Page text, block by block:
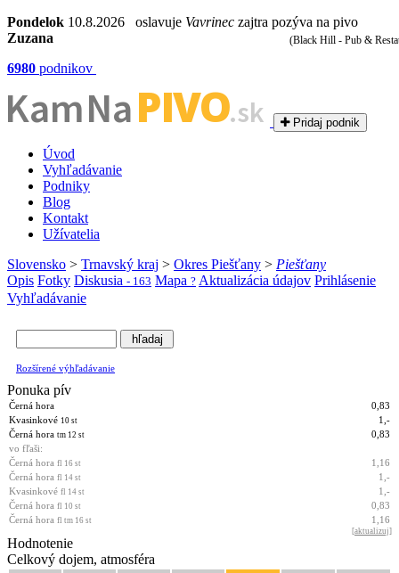
Pondelok 10.8.2026 oslavuje Vavrinec zajtra pozýva na pivo
Zuzana
6980 podnikov
Kam NaPIVO.sk Pridaj podnik
Úvod
Vyhľadávanie
Podniky
Blog
Kontakt
Užívatelia
Slovensko > Trnavský kraj > Okres Piešťany > Piešťany
Opis Fotky Diskusia - 163 Mapa ? Aktualizácia údajov Prihlásenie
Vyhľadávanie
Rozšírené výhľadávanie
Ponuka pív
Černá hora
0,83
Kvasinkové 10 st
1,-
Černá hora tm 12 st
0,83
vo fľaši:
Černá hora fl 16 st
1,16
Černá hora fl 14 st
1,-
Kvasinkové fl 14 st
1,-
Černá hora fl 10 st
0,83
Černá hora fl tm 16 st 1,16
[aktualizuj]
Hodnotenie
Celkový dojem, atmosféra
(Black Hill - Pub &